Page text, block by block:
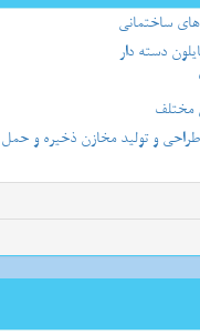
ساختمانی
دسته دار
مختلف
و تولید مخازن ذخیره و